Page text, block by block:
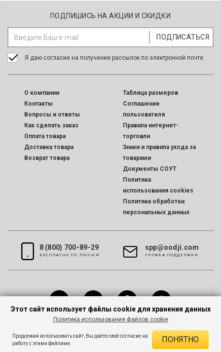
ПОДПИШИСЬ НА АКЦИИ И СКИДКИ
Я даю согласие на получение рассылок по электронной почте.
O компании
Контакты
Вопросы и ответы
Как сделать заказ
Оплата товара
Доставка товара
Возврат товара
Таблица размеров
Соглашение
пользователя
Правила интернет-
торговли
Знаки и правила ухода за
товарами
Документы СОУТ
Политика
использования cookies
Политика обработки
персональных данных
8 (800) 700-89-29
БЕСПЛАТНО ПО РОССИИ
spp@oodji.com
CЛУЖБА ПОДДЕРЖКИ
Этот сайт использует файлы cookie для хранения данных
Политика использования файлов cookie
Продолжая использовать сайт, Вы даёте своё согласие на
работу с этими файлами.
ПОНЯТНО